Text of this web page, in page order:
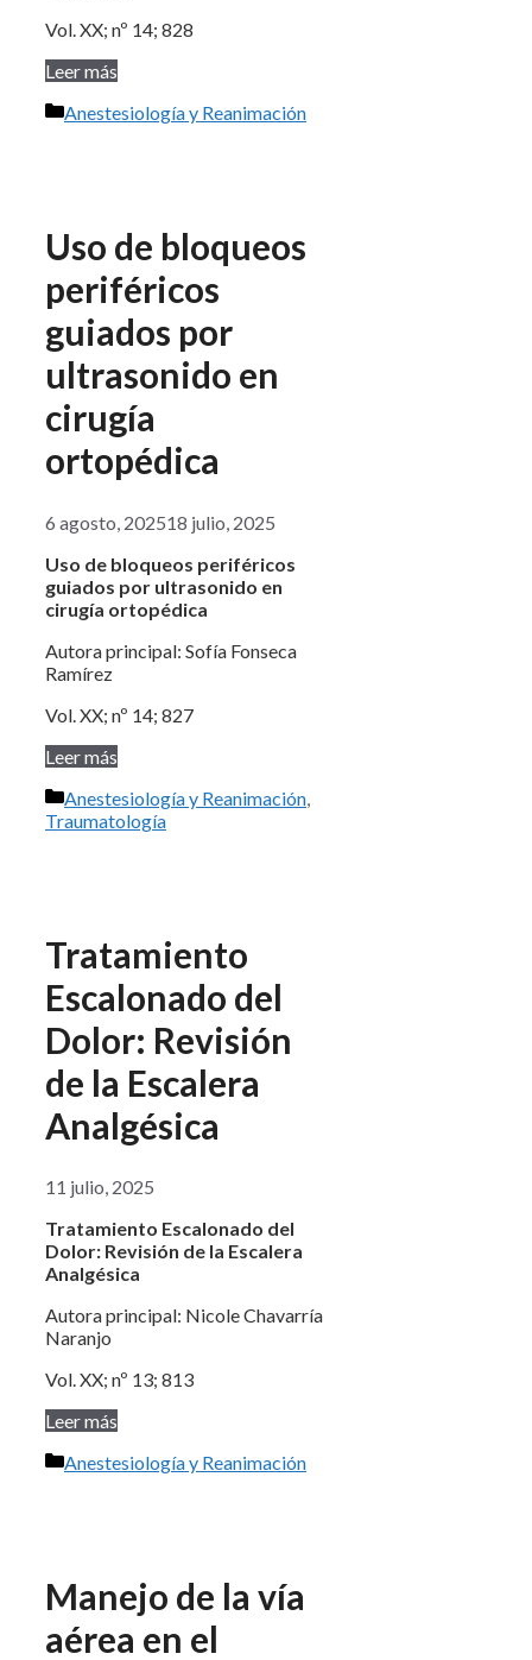
Vol. XX; nº 14; 828
Leer más
Categorías
Anestesiología y Reanimación
Uso de bloqueos
periféricos
guiados por
ultrasonido en
cirugía
ortopédica
6 agosto, 202518 julio, 2025
Uso de bloqueos periféricos
guiados por ultrasonido en
cirugía ortopédica
Autora principal: Sofía Fonseca
Ramírez
Vol. XX; nº 14; 827
Leer más
Categorías
Anestesiología y Reanimación
Traumatología
Tratamiento
Escalonado del
Dolor: Revisión
de la Escalera
Analgésica
11 julio, 2025
Tratamiento Escalonado del
Dolor: Revisión de la Escalera
Analgésica
Autora principal: Nicole Chavarría
Naranjo
Vol. XX; nº 13; 813
Leer más
Categorías
Anestesiología y Reanimación
Manejo de la vía
aérea en el